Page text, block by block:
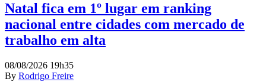
Natal fica em 1º lugar em ranking
nacional entre cidades com mercado de
trabalho em alta
08/08/2026 19h35
By Rodrigo Freire